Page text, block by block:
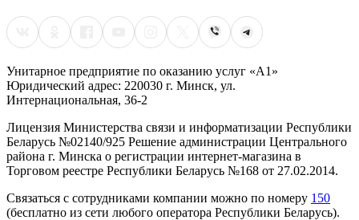
Унитарное предприятие по оказанию услуг «А1»
Юридический адрес: 220030 г. Минск, ул.
Интернациональная, 36-2
Лицензия Министерства связи и информатизации Республики
Беларусь №02140/925 Решение администрации Центрального
района г. Минска о регистрации интернет-магазина в
Торговом реестре Республики Беларусь №168 от 27.02.2014.
Связаться с сотрудниками компании можно по номеру 150
(бесплатно из сети любого оператора Республики Беларусь).